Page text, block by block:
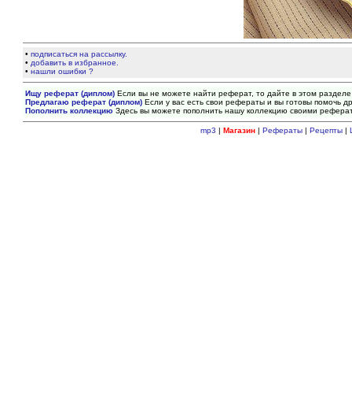
•подписаться на рассылку.
• добавить в избранное.
•нашли ошибки ?
Ищу реферат (диплом) Если вы не можете найти реферат, то дайте в этом
Предлагаю реферат (диплом) Если у вас есть свои рефераты и вы готовы помочь
Пополнить коллекцию Здесь вы можете пополнить нашу коллекцию своими
mp3 | Магазин| Рефераты| Рецепты|